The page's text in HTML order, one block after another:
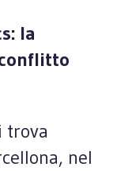
la
trova
nel